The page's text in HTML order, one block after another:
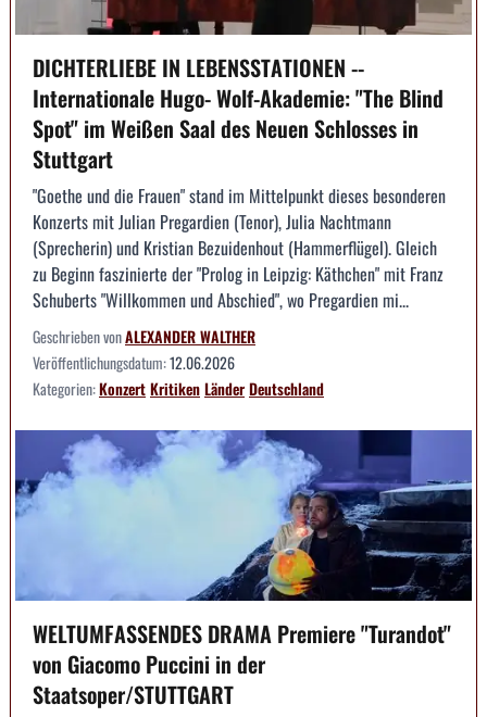
DICHTERLIEBE IN LEBENSSTATIONEN --
Internationale Hugo- Wolf-Akademie: "The Blind
Spot" im Weißen Saal des Neuen Schlosses in
Stuttgart
"Goethe und die Frauen" stand im Mittelpunkt dieses besonderen
Konzerts mit Julian Pregardien (Tenor), Julia Nachtmann
(Sprecherin) und Kristian Bezuidenhout (Hammerflügel). Gleich
zu Beginn faszinierte der "Prolog in Leipzig: Käthchen" mit Franz
Schuberts "Willkommen und Abschied", wo Pregardien mi...
Geschrieben vonALEXANDER WALTHER
Veröffentlichungsdatum:12.06.2026
Kategorien:KonzertKritikenLänderDeutschland
WELTUMFASSENDES DRAMA Premiere "Turandot"
von Giacomo Puccini in der
Staatsoper/STUTTGART